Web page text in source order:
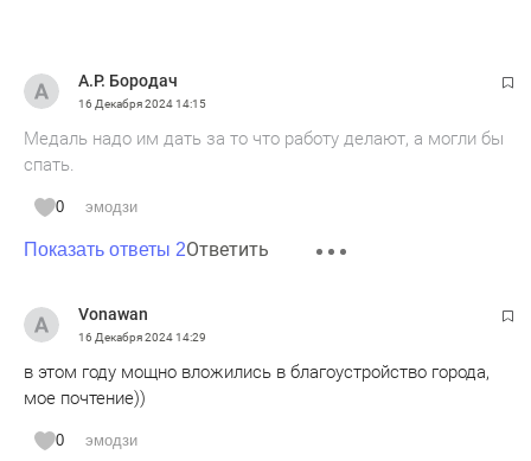
А.Р. Бородач
16 Декабря 202414:15
Медаль надо им дать за то что работу делают, а могли бы
спать.
0 эмодзи
Показать ответы 2Ответить
Vonawan
16 Декабря 202414:29
в этом году мощно вложились в благоустройство города,
мое почтение))
0 эмодзи